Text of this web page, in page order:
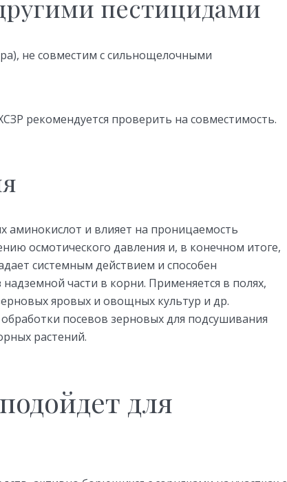
пестицидами
не совместим с сильнощелочными
рекомендуется проверить на совместимость.
аминокислот и влияет на проницаемость
осмотического давления и, в конечном итоге,
системным действием и способен
части в корни. Применяется в полях,
яровых и овощных культур и др.
посевов зерновых для подсушивания
растений.
для